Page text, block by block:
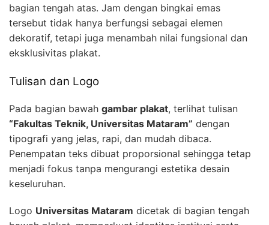
bagian tengah atas. Jam dengan bingkai emas
tersebut tidak hanya berfungsi sebagai elemen
dekoratif, tetapi juga menambah nilai fungsional dan
eksklusivitas plakat.
Tulisan dan Logo
Pada bagian bawah gambar plakat, terlihat tulisan
“Fakultas Teknik, Universitas Mataram” dengan
tipografi yang jelas, rapi, dan mudah dibaca.
Penempatan teks dibuat proporsional sehingga tetap
menjadi fokus tanpa mengurangi estetika desain
keseluruhan.
Logo Universitas Mataram dicetak di bagian tengah